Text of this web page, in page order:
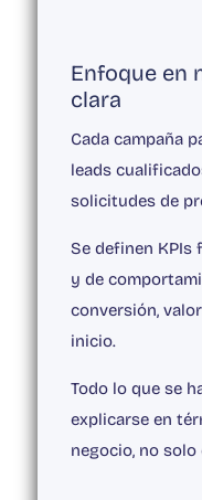
Enfoque en
clara
Cada campaña
leads
solicitudes de
Se definen KPIs
y de
conversión,
inicio.
Todo lo que se
explicarse en
negocio, no